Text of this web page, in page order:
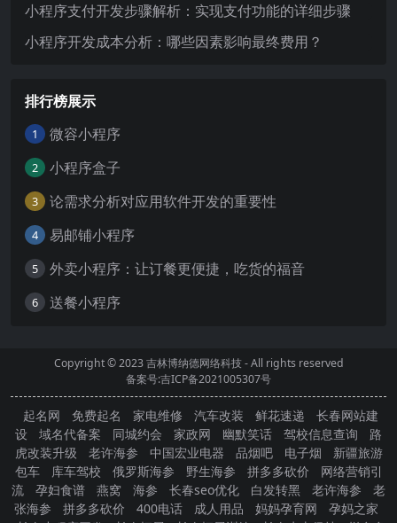
小程序支付开发步骤解析：实现支付功能的详细步骤
小程序开发成本分析：哪些因素影响最终费用？
排行榜展示
1 微容小程序
2 小程序盒子
3 论需求分析对应用软件开发的重要性
4 易邮铺小程序
5 外卖小程序：让订餐更便捷，吃货的福音
6 送餐小程序
Copyright © 2023吉林博纳德网络科技- All rights reserved
备案号:吉ICP备2021005307号
起名网 免费起名 家电维修 汽车改装 鲜花速递
长春网站建
设
域名代备案 同城约会 家政网 幽默笑话 驾校信息查询
路
虎改装升级
老许海参 中国宏业电器 品烟吧 电子烟
新疆旅游
包车
库车驾校 俄罗斯海参 野生海参 拼多多砍价
网络营销引
流
孕妇食谱 燕窝 海参 长春seo优化 白发转黑 老许海参
老
张海参
拼多多砍价 400电话 成人用品 妈妈孕育网
孕妈之家